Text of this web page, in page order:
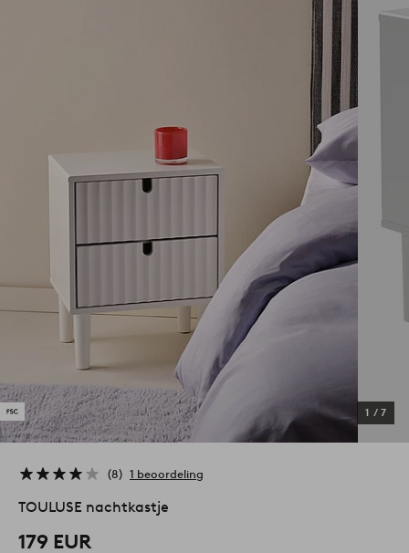
1 / 7
8 1 beoordeling
TOULUSE nachtkastje
179 EUR